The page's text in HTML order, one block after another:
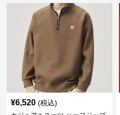
¥6,520 (税込)